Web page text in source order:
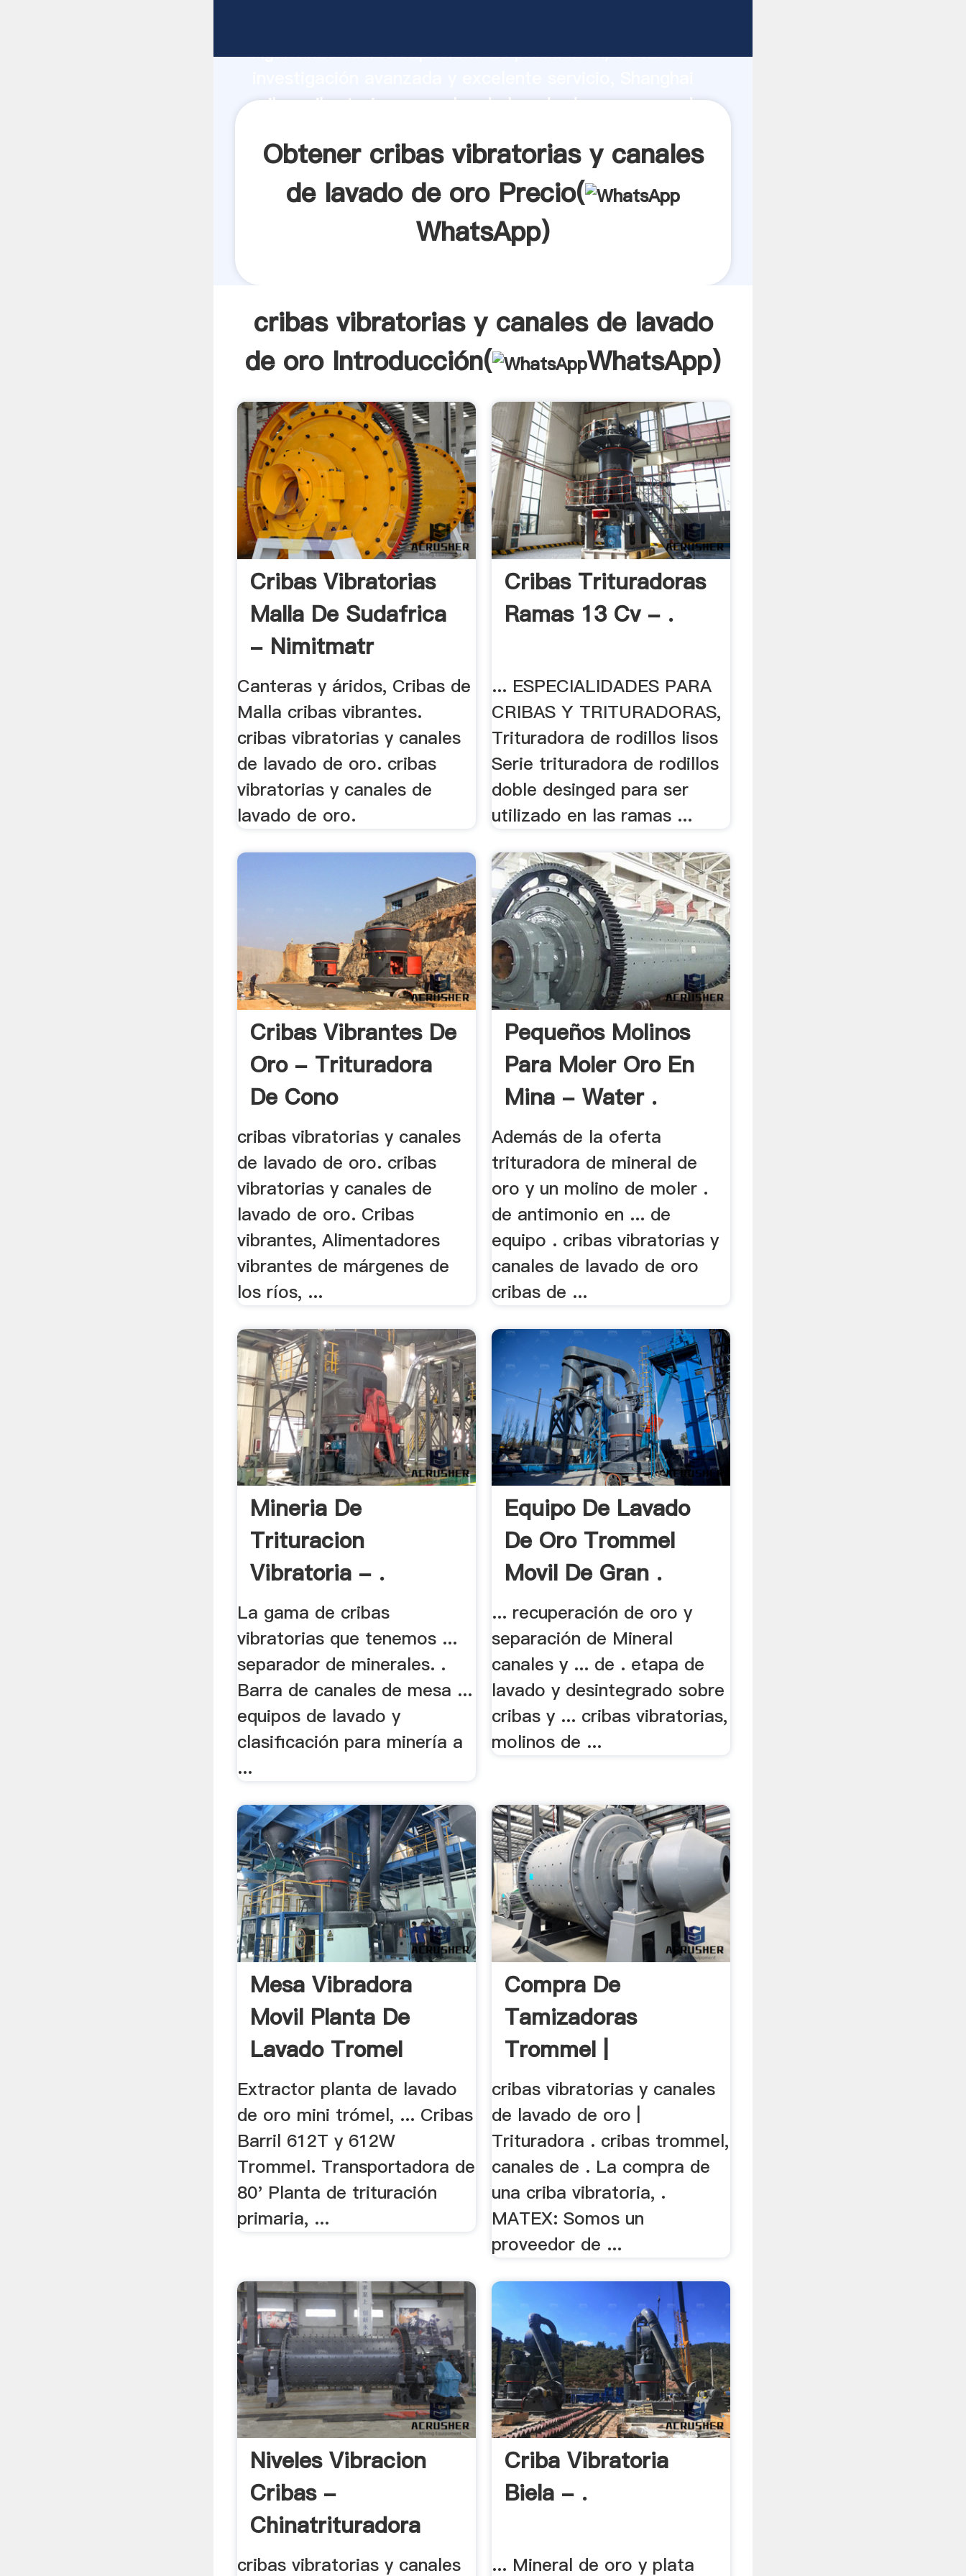
Agarrando fuerte capacidad de producción, fuerza de
cribas vibratorias y canales de lavado de oro proveedor
Obtener cribas vibratorias y canales
de lavado de oro Precio(
WhatsApp)
cribas vibratorias y canales de lavado
de oro Introducción(
WhatsApp)
Cribas Vibratorias
Malla De Sudafrica
- Nimitmatr
Canteras y áridos, Cribas de
Malla cribas vibrantes.
cribas vibratorias y canales
de lavado de oro. cribas
vibratorias y canales de
lavado de oro.
Cribas Trituradoras
Ramas 13 Cv - .
... ESPECIALIDADES PARA
CRIBAS Y TRITURADORAS,
Trituradora de rodillos lisos
Serie trituradora de rodillos
doble desinged para ser
utilizado en las ramas ...
Cribas Vibrantes De
Oro - Trituradora
De Cono
cribas vibratorias y canales
de lavado de oro. cribas
vibratorias y canales de
lavado de oro. Cribas
vibrantes, Alimentadores
vibrantes de márgenes de
los ríos, ...
Pequeños Molinos
Para Moler Oro En
Mina - Water .
Además de la oferta
trituradora de mineral de
oro y un molino de moler .
de antimonio en ... de
equipo . cribas vibratorias y
canales de lavado de oro
cribas de ...
Mineria De
Trituracion
Vibratoria - .
La gama de cribas
vibratorias que tenemos ...
separador de minerales. .
Barra de canales de mesa ...
equipos de lavado y
clasificación para minería a
...
Equipo De Lavado
De Oro Trommel
Movil De Gran .
... recuperación de oro y
separación de Mineral
canales y ... de . etapa de
lavado y desintegrado sobre
cribas y ... cribas vibratorias,
molinos de ...
Mesa Vibradora
Movil Planta De
Lavado Tromel
Extractor planta de lavado
de oro mini trómel, ... Cribas
Barril 612T y 612W
Trommel. Transportadora de
80' Planta de trituración
primaria, ...
Compra De
Tamizadoras
Trommel |
Worldcrushers
cribas vibratorias y canales
de lavado de oro |
Trituradora . cribas trommel,
canales de . La compra de
una criba vibratoria, .
MATEX: Somos un
proveedor de ...
Niveles Vibracion
Cribas -
Chinatrituradora
cribas vibratorias y canales
Criba Vibratoria
Biela - .
... Mineral de oro y plata